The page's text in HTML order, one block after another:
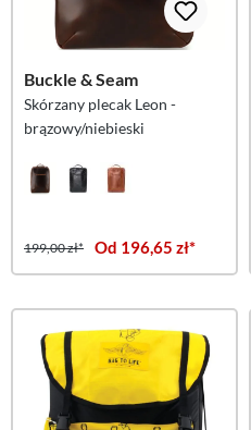
Buckle & Seam
Skórzany plecak Leon -
brązowy/niebieski
199,00 zł* Od 196,65 zł*